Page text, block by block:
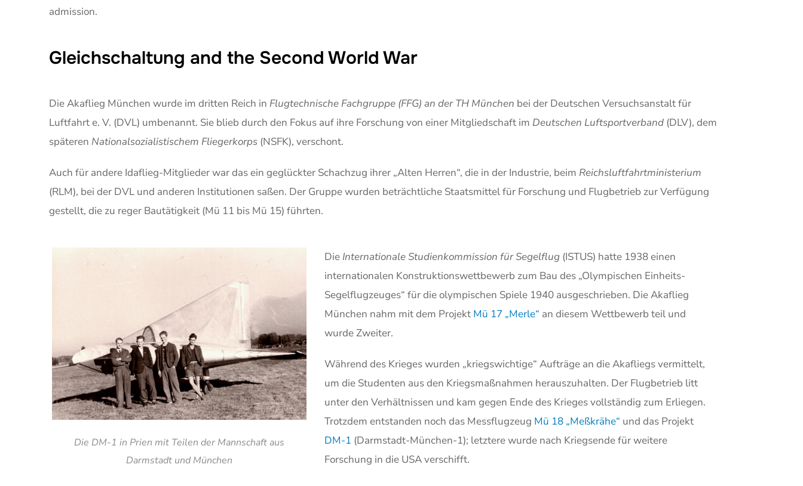
admission.
Gleichschaltung and the Second World War
Die Akaflieg München wurde im dritten Reich in Flugtechnische Fachgruppe (FFG) an der TH München bei der Deutschen Versuchsanstalt für
Luftfahrt e. V. (DVL) umbenannt. Sie blieb durch den Fokus auf ihre Forschung von einer Mitgliedschaft im Deutschen Luftsportverband (DLV), dem
späteren Nationalsozialistischem Fliegerkorps (NSFK), verschont.
Auch für andere Idaflieg-Mitglieder war das ein geglückter Schachzug ihrer „Alten Herren“, die in der Industrie, beim Reichsluftfahrtministerium
(RLM), bei der DVL und anderen Institutionen saßen. Der Gruppe wurden beträchtliche Staatsmittel für Forschung und Flugbetrieb zur Verfügung
gestellt, die zu reger Bautätigkeit (Mü 11 bis Mü 15) führten.
Die DM-1 in Prien mit Teilen der Mannschaft aus
Darmstadt und München
Die Internationale Studienkommission für Segelflug(ISTUS) hatte 1938 einen
internationalen Konstruktionswettbewerb zum Bau des „Olympischen Einheits-
Segelflugzeuges“ für die olympischen Spiele 1940 ausgeschrieben. Die Akaflieg
München nahm mit dem Projekt Mü 17 „Merle“ an diesem Wettbewerb teil und
wurde Zweiter.
Während des Krieges wurden „kriegswichtige“ Aufträge an die Akafliegs vermittelt,
um die Studenten aus den Kriegsmaßnahmen herauszuhalten. Der Flugbetrieb litt
unter den Verhältnissen und kam gegen Ende des Krieges vollständig zum Erliegen.
Trotzdem entstanden noch das Messflugzeug Mü 18 „Meßkrähe“ und das Projekt
DM-1 (Darmstadt-München-1); letztere wurde nach Kriegsende für weitere
Forschung in die USA verschifft.